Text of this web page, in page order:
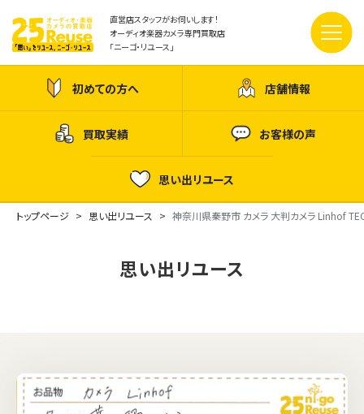
直営店スタッフがお伺いします！
オーディオ楽器カメラ専門買取店
「ニーゴ・リユース」
初めての方へ 店舗情報
買取実績 お客様の声
思い出リユース
トップページ 思い出リユース 神奈川県秦野市 カメラ 大判カメラ Linhof
思い出リユース